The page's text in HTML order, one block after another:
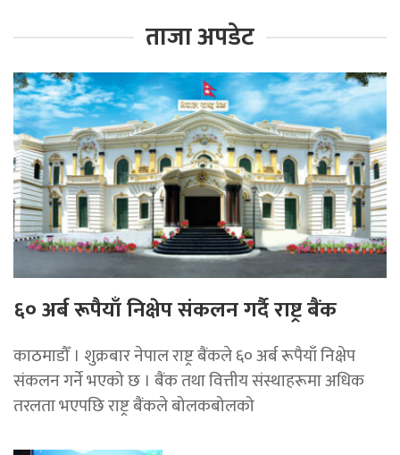
ताजा अपडेट
६० अर्ब रूपैयाँ निक्षेप संकलन गर्दै राष्ट्र बैंक
काठमाडौँ । शुक्रबार नेपाल राष्ट्र बैंकले ६० अर्ब रूपैयाँ निक्षेप
संकलन गर्ने भएको छ । बैंक तथा वित्तीय संस्थाहरूमा अधिक
तरलता भएपछि राष्ट्र बैंकले बोलकबोलको